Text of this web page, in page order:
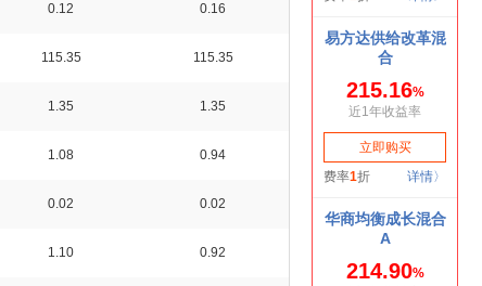
0.12 0.16
115.35 115.35
1.35 1.35
1.08 0.94
0.02 0.02
1.10 0.92